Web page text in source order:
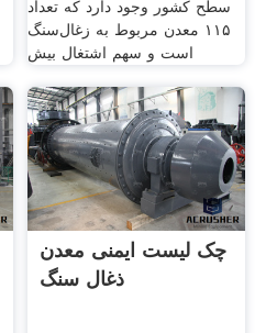
سطح کشور وجود دارد که تعداد
۱۱۵ معدن مربوط به زغال‌سنگ
است و سهم اشتغال بیش
چک لیست ایمنی معدن
ذغال سنگ